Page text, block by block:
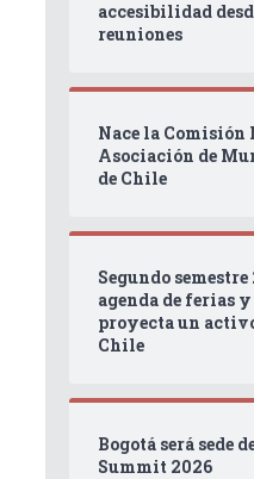
accesibilidad
reuniones
Nace la Comisión
Asociación de
de Chile
Segundo
agenda de ferias
proyecta un
Chile
Bogotá será sede
Summit 2026